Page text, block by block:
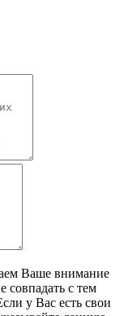
Ваше внимание
совпадать с тем
у Вас есть свои